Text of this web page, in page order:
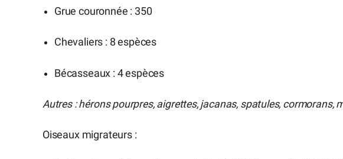
Grue couronnée : 350
Chevaliers : 8 espèces
Bécasseaux : 4 espèces
Autres : hérons pourpres, aigrettes, jacanas, spatules, cormorans,
Oiseaux migrateurs :